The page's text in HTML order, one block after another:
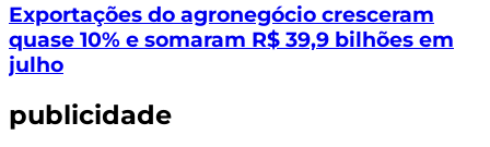
Exportações do agronegócio cresceram
quase 10% e somaram R$ 39,9 bilhões em
julho
publicidade